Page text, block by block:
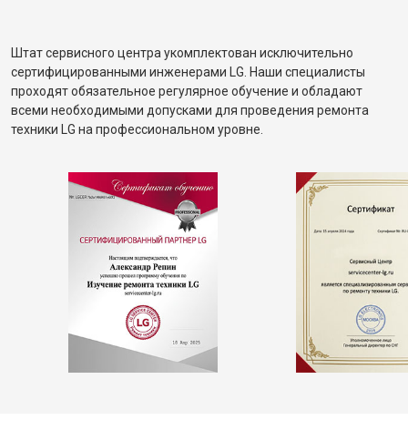
Штат сервисного центра укомплектован исключительно
сертифицированными инженерами LG. Наши специалисты
проходят обязательное регулярное обучение и обладают
всеми необходимыми допусками для проведения ремонта
техники LG на профессиональном уровне.